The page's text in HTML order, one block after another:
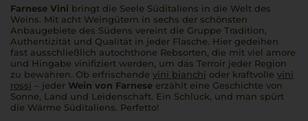
Farnese Vini bringt die Seele Süditaliens in die Welt des
Weins. Mit acht Weingütern in sechs der schönsten
Anbaugebiete des Südens vereint die Gruppe Tradition,
Authentizität und Qualität in jeder Flasche. Hier gedeihen
fast ausschließlich autochthone Rebsorten, die mit viel amore
und Hingabe vinifiziert werden, um das Terroir jeder Region
zu bewahren. Ob erfrischende vini bianchi oder kraftvolle vini
rossi – jeder Wein von Farnese erzählt eine Geschichte von
Sonne, Land und Leidenschaft. Ein Schluck, und man spürt
die Wärme Süditaliens. Perfetto!